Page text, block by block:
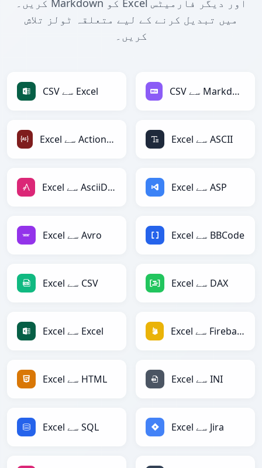
کریں۔ Markdown کو Excel اور دیگر فارمیٹس
میں تبدیل کرنے کے لیے متعلقہ ٹولز تلاش
کریں۔
CSV سے Excel CSV سے Markdown
Excel سے ActionScript Excel سے ASCII
Excel سے AsciiDoc Excel سے ASP
Excel سے Avro Excel سے BBCode
Excel سے CSV Excel سے DAX
Excel سے Excel Excel سے Firebase
Excel سے HTML Excel سے INI
Excel سے SQL Excel سے Jira